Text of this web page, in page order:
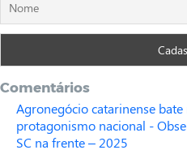
Comentários
Agronegócio catarinense
protagonismo nacional -
SC na frente – 2025